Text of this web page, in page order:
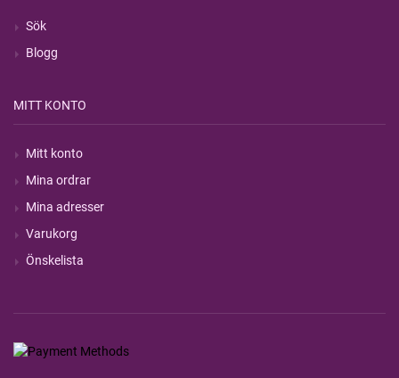
Sök
Blogg
MITT KONTO
Mitt konto
Mina ordrar
Mina adresser
Varukorg
Önskelista